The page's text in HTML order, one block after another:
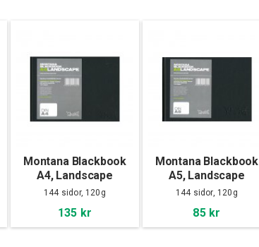
Montana Blackbook
A4, Landscape
144 sidor, 120g
135 kr
Montana Blackbook
A5, Landscape
144 sidor, 120g
85 kr